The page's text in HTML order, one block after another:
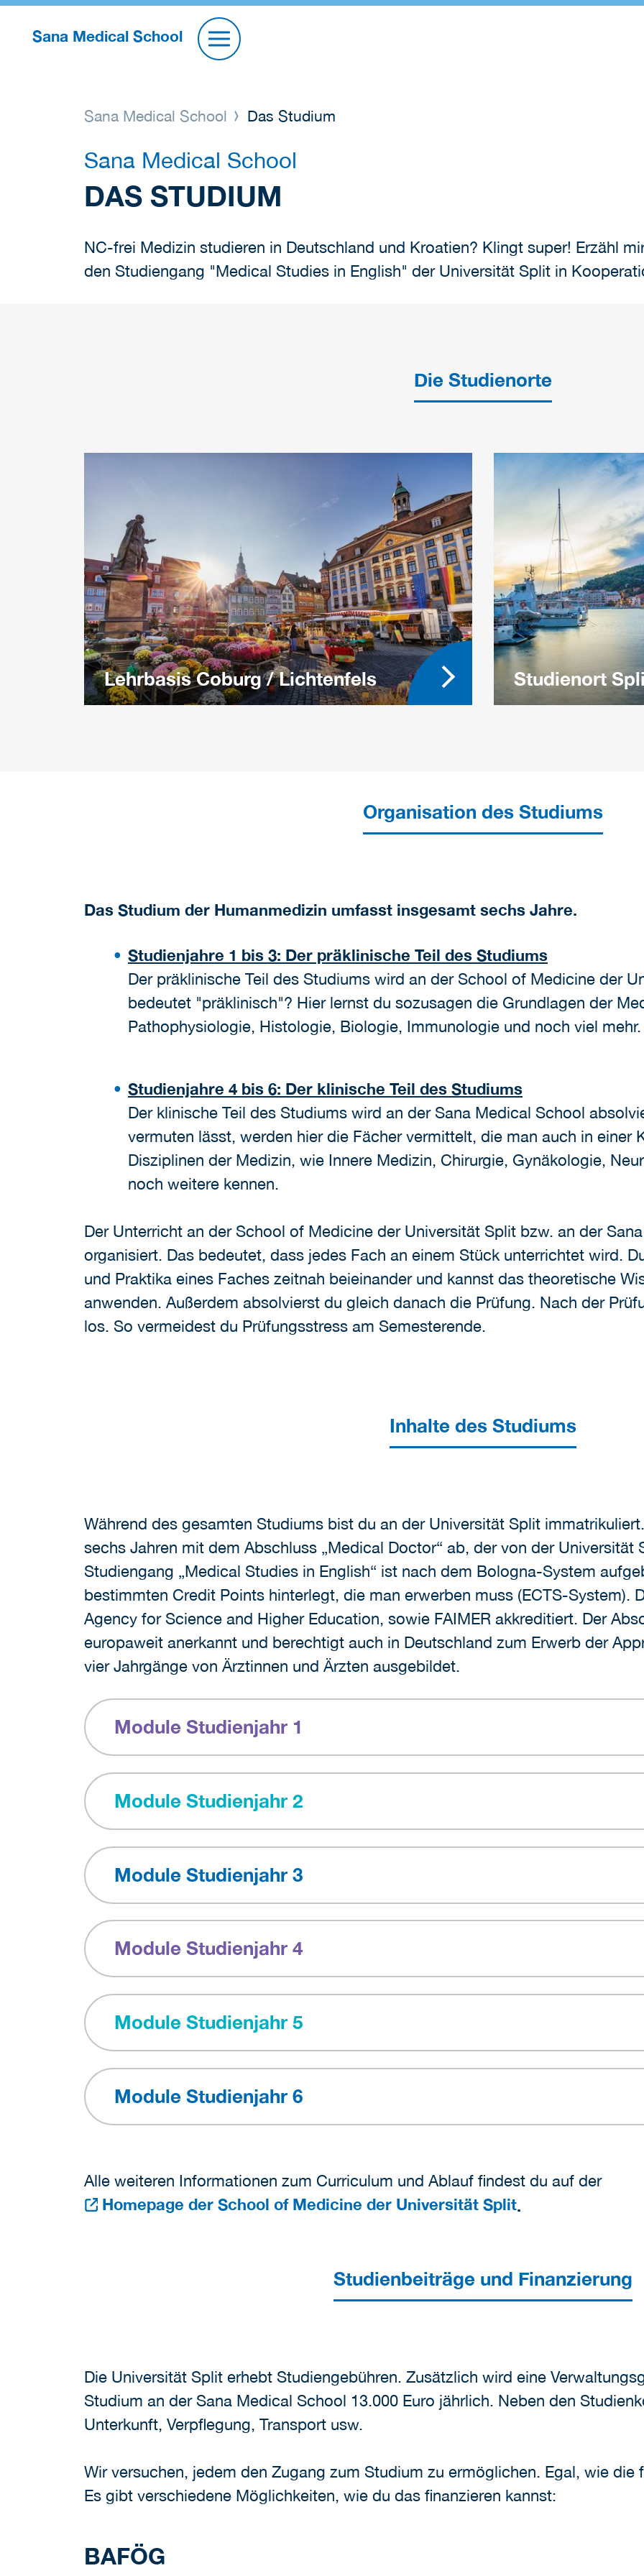
Sana Medical School
Sana Medical School Das Studium
Sana Medical School
DAS STUDIUM
NC-frei Medizin studieren in Deutschland und Kroatien? Klingt super! Erzähl
den Studiengang "Medical Studies in English" der Universität Split in
Die Studienorte
Lehrbasis Coburg / Lichtenfels Studienort
Organisation des Studiums
Das Studium der Humanmedizin umfasst insgesamt sechs Jahre.
Studienjahre 1 bis 3: Der präklinische Teil des Studiums
Der präklinische Teil des Studiums wird an der School of Medicine der
bedeutet "präklinisch"? Hier lernst du sozusagen die Grundlagen der
Pathophysiologie, Histologie, Biologie, Immunologie und noch viel mehr.
Studienjahre 4 bis 6: Der klinische Teil des Studiums
Der klinische Teil des Studiums wird an der Sana Medical School
vermuten lässt, werden hier die Fächer vermittelt, die man auch in einer
Disziplinen der Medizin, wie Innere Medizin, Chirurgie, Gynäkologie,
noch weitere kennen.
Der Unterricht an der School of Medicine der Universität Split bzw. an der
organisiert. Das bedeutet, dass jedes Fach an einem Stück unterrichtet wird.
und Praktika eines Faches zeitnah beieinander und kannst das theoretische
anwenden. Außerdem absolvierst du gleich danach die Prüfung. Nach der
los. So vermeidest du Prüfungsstress am Semesterende.
Inhalte des Studiums
Während des gesamten Studiums bist du an der Universität Split
sechs Jahren mit dem Abschluss „Medical Doctor“ ab, der von der Universität
Studiengang „Medical Studies in English“ ist nach dem Bologna-System
bestimmten Credit Points hinterlegt, die man erwerben muss (ECTS-System).
Agency for Science and Higher Education, sowie FAIMER akkreditiert. Der
europaweit anerkannt und berechtigt auch in Deutschland zum Erwerb der
vier Jahrgänge von Ärztinnen und Ärzten ausgebildet.
Module Studienjahr 1
Module Studienjahr 2
Module Studienjahr 3
Module Studienjahr 4
Module Studienjahr 5
Module Studienjahr 6
Alle weiteren Informationen zum Curriculum und Ablauf findest du auf der
Homepage der School of Medicine der Universität Split.
Studienbeiträge und Finanzierung
Die Universität Split erhebt Studiengebühren. Zusätzlich wird eine
Studium an der Sana Medical School 13.000 Euro jährlich. Neben den
Unterkunft, Verpflegung, Transport usw.
Wir versuchen, jedem den Zugang zum Studium zu ermöglichen. Egal, wie die
Es gibt verschiedene Möglichkeiten, wie du das finanzieren kannst:
BAFÖG